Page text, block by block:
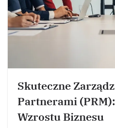
Skuteczne
Partnerami
Wzrostu Biznesu